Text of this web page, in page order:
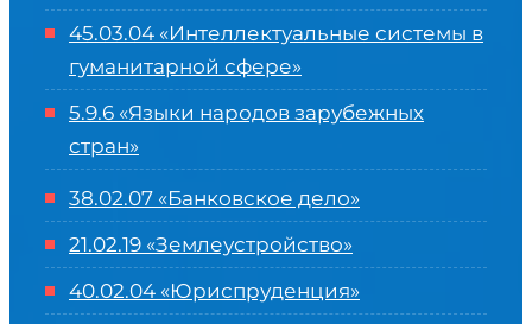
45.03.04 «Интеллектуальные системы в
гуманитарной сфере»
5.9.6 «Языки народов зарубежных
стран»
38.02.07 «Банковское дело»
21.02.19 «Землеустройство»
40.02.04 «Юриспруденция»